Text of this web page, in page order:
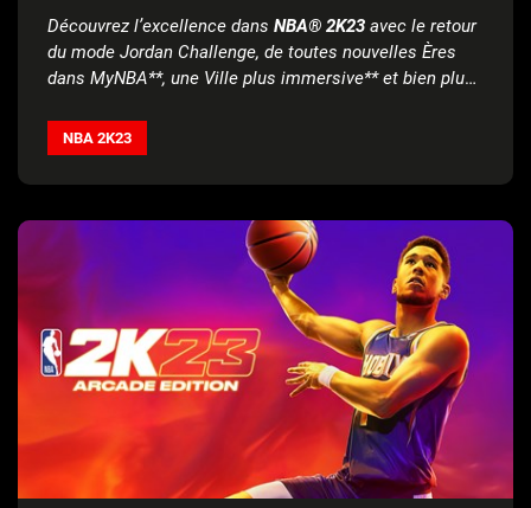
Découvrez l’excellence dans NBA® 2K23 avec le retour
du mode Jordan Challenge, de toutes nouvelles Ères
dans MyNBA**, une Ville plus immersive** et bien plus
lancement, mettant en vedette Devin Booker, Chet
Holmgren, Zach LaVine et Jack Harlow, et écoutez la
bande-son d’artistes mondiaux
NBA 2K23